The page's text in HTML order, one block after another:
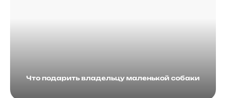
Что подарить владельцу маленькой собаки